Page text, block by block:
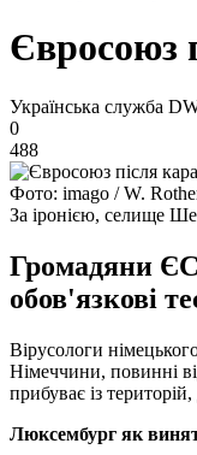
Євросоюз
Українська служба
0
488
Фото: imago / W.
За іронією, селище
Громадяни
обов'язкові
Вірусологи
Німеччини, повинні
прибуває із
Люксембург як